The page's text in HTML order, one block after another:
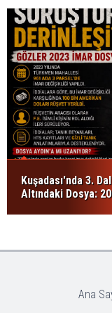
Kuşadası'nda 3.
Altındaki Dosya:
Ana